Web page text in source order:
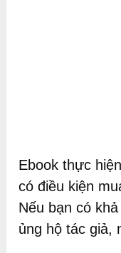
Ebook thực
có điều kiện
Nếu bạn có
ủng hộ tác giả,